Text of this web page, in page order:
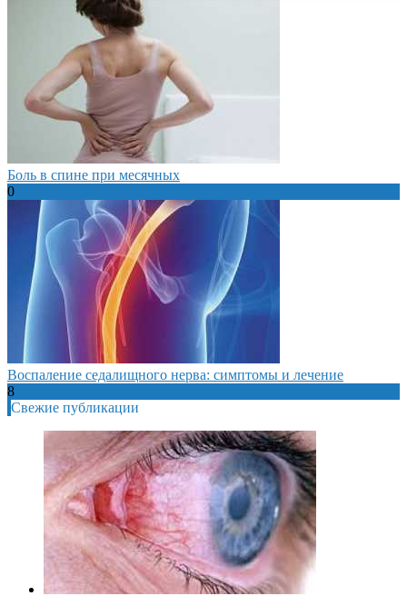
Боль в спине при месячных
0
Воспаление седалищного нерва: симптомы и лечение
8
Свежие публикации